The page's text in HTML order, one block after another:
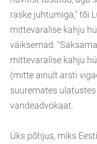
raske juhtumiga," tõi
mittevaralise kahju
väiksemad.
mittevaralise kahju
(mitte ainult arsti
suuremates
vandeadvokaat.
Üks põhjus, miks